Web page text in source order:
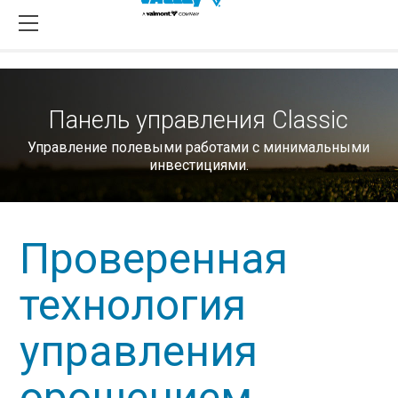
Панель управления Classic
Управление полевыми работами с минимальными
инвестициями.
Проверенная
технология
управления